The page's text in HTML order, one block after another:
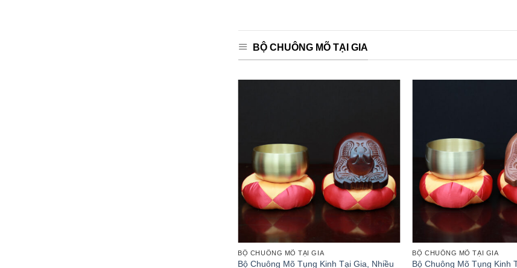
BỘ CHUÔNG MÕ TẠI GIA
BỘ CHUÔNG MÕ TẠI GIA
Bộ Chuông Mõ Tụng Kinh Tại Gia Cao
BỘ CHUÔNG MÕ TẠI GIA
Bộ Chuông Mõ Tụng Kinh Tại Gia,